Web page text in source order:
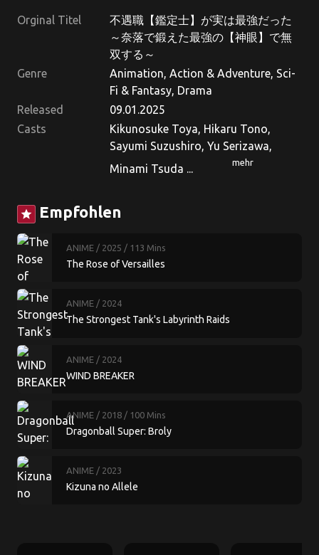
Orginal Titel
不遇職【鑑定士】が実は最強だった
～奈落で鍛えた最強の【神眼】で無
双する～
Genre
Animation, Action & Adventure, Sci-
Fi & Fantasy, Drama
Released
09.01.2025
Casts
Kikunosuke Toya, Hikaru Tono,
Sayumi Suzushiro, Yu Serizawa,
Minami Tsuda ...
mehr
star Empfohlen
ANIME / 2025 / 113 Mins
The Rose of Versailles
ANIME / 2024
The Strongest Tank's Labyrinth Raids
ANIME / 2024
WIND BREAKER
ANIME / 2018 / 100 Mins
Dragonball Super: Broly
ANIME / 2023
Kizuna no Allele